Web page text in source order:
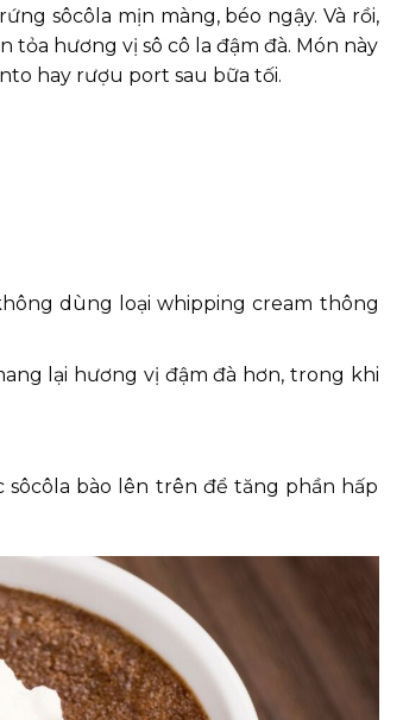
sôcôla mịn màng, béo ngậy. Và rồi,
hương vị sô cô la đậm đà. Món này
hay rượu port sau bữa tối.
dùng loại whipping cream thông
lại hương vị đậm đà hơn, trong khi
bào lên trên để tăng phần hấp